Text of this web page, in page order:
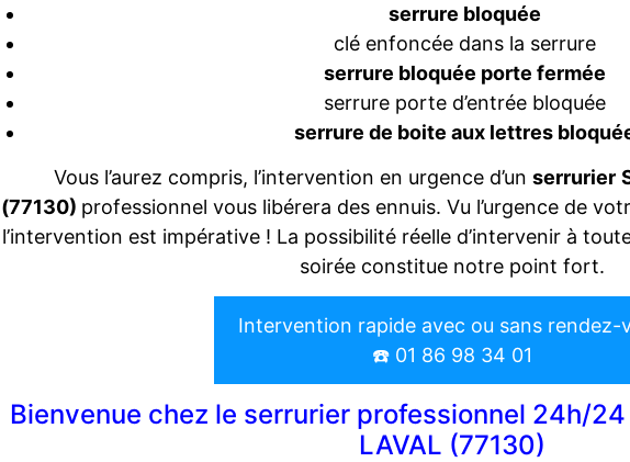
serrure bloquée
clé enfoncée dans la serrure
serrure bloquée porte fermée
serrure porte d’entrée bloquée
serrure de boite aux lettres
Vous l’aurez compris, l’intervention en urgence d’un serrurier
(77130) professionnel vous libérera des ennuis. Vu l’urgence de
l’intervention est impérative ! La possibilité réelle d’intervenir à
soirée constitue notre point fort.
Intervention rapide avec ou sans rendez-
☎️ 01 86 98 34 01
Bienvenue chez le serrurier professionnel 24h/24
LAVAL (77130)